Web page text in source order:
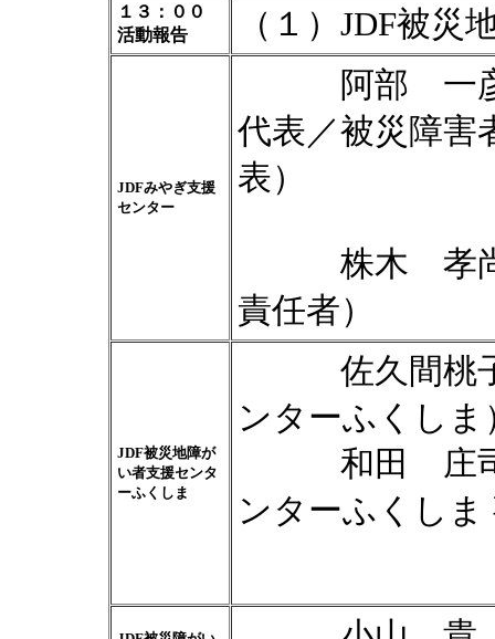
１３：００
活動報告
（１）JDF被災
JDFみやぎ支援
センター
阿部 一彦
代表／被災障
表）
株木 孝尚
責任者）
JDF被災地障が
い者支援センタ
ーふくしま
佐久間桃子
ンターふくしま
和田 庄司（
ンターふくしま